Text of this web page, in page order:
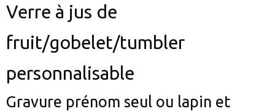
prix :
10.00€
à
15.00€
Verre à jus de
fruit/gobelet/tumbler
personnalisable
Gravure prénom seul ou lapin et